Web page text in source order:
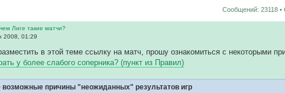
Сообщений: 23118 •
Лиге такие матчи?
2008, 01:29
в этой теме ссылку на матч, прошу ознакомиться с некоторыми
у более слабого соперника? (пункт из Правил)
возможные причины "неожиданных" результатов игр